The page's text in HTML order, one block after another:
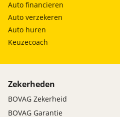
Auto financieren
Auto verzekeren
Auto huren
Keuzecoach
Zekerheden
BOVAG Zekerheid
BOVAG Garantie